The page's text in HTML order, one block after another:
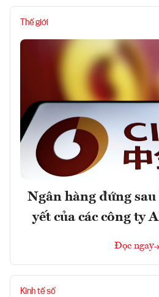
Thế giới
Ngân hàng đứng
yết của các công ty
Đọc ngay
Kinh tế số